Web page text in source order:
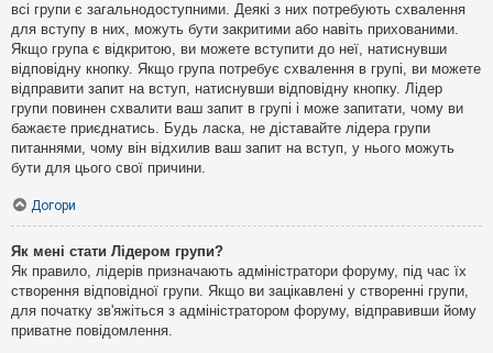
всі групи є загальнодоступними. Деякі з них потребують схвалення
для вступу в них, можуть бути закритими або навіть прихованими.
Якщо група є відкритою, ви можете вступити до неї, натиснувши
відповідну кнопку. Якщо група потребує схвалення в групі, ви можете
відправити запит на вступ, натиснувши відповідну кнопку. Лідер
групи повинен схвалити ваш запит в групі і може запитати, чому ви
бажаєте приєднатись. Будь ласка, не діставайте лідера групи
питаннями, чому він відхилив ваш запит на вступ, у нього можуть
бути для цього свої причини.
Догори
Як мені стати Лідером групи?
Як правило, лідерів призначають адміністратори форуму, під час їх
створення відповідної групи. Якщо ви зацікавлені у створенні групи,
для початку зв'яжіться з адміністратором форуму, відправивши йому
приватне повідомлення.